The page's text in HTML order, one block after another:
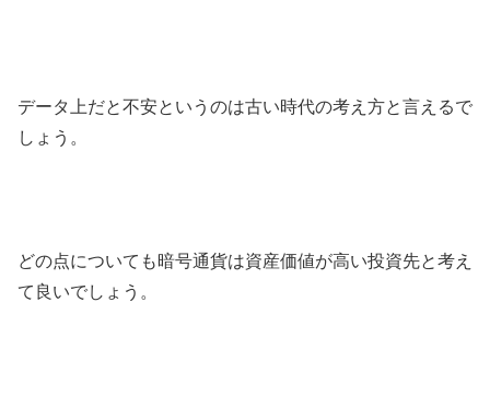
データ上だと不安というのは古い時代の考え方と言えるで
しょう。
どの点についても暗号通貨は資産価値が高い投資先と考え
て良いでしょう。